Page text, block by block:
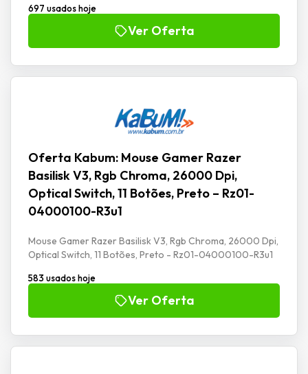
697 usados hoje
Ver Oferta
Oferta Kabum: Mouse Gamer Razer
Basilisk V3, Rgb Chroma, 26000 Dpi,
Optical Switch, 11 Botões, Preto – Rz01-
04000100-R3u1
Mouse Gamer Razer Basilisk V3, Rgb Chroma, 26000 Dpi,
Optical Switch, 11 Botões, Preto - Rz01-04000100-R3u1
583 usados hoje
Ver Oferta